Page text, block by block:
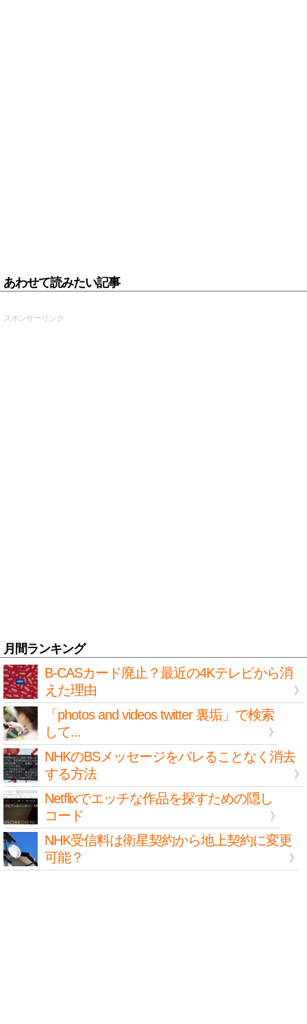
あわせて読みたい記事
スポンサーリンク
月間ランキング
B-CASカード廃止？最近の4Kテレビから消
えた理由
「photos and videos twitter 裏垢」で検索
して...
NHKのBSメッセージをバレることなく消去
する方法
Netflixでエッチな作品を探すための隠し
コード
NHK受信料は衛星契約から地上契約に変更
可能？